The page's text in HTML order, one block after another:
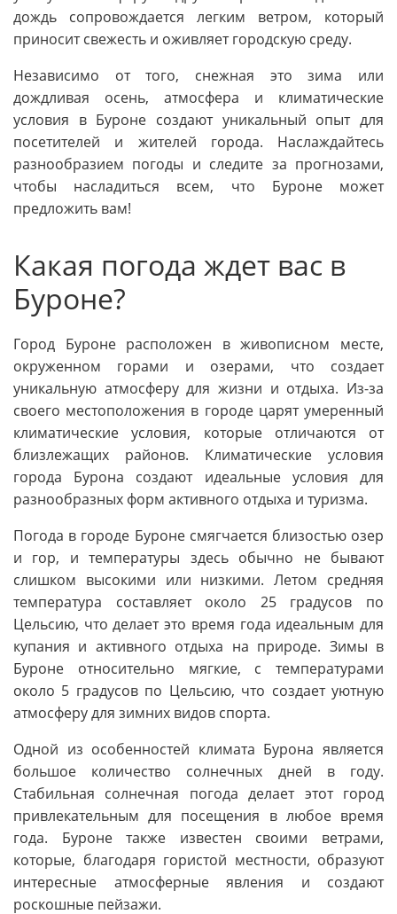
дождь сопровождается легким ветром, который
приносит свежесть и оживляет городскую среду.
Независимо от того, снежная это зима или
дождливая осень, атмосфера и климатические
условия в Буроне создают уникальный опыт для
посетителей и жителей города. Наслаждайтесь
разнообразием погоды и следите за прогнозами,
чтобы насладиться всем, что Буроне может
предложить вам!
Какая погода ждет вас в
Буроне?
Город Буроне расположен в живописном месте,
окруженном горами и озерами, что создает
уникальную атмосферу для жизни и отдыха. Из-за
своего местоположения в городе царят умеренный
климатические условия, которые отличаются от
близлежащих районов. Климатические условия
города Бурона создают идеальные условия для
разнообразных форм активного отдыха и туризма.
Погода в городе Буроне смягчается близостью озер
и гор, и температуры здесь обычно не бывают
слишком высокими или низкими. Летом средняя
температура составляет около 25 градусов по
Цельсию, что делает это время года идеальным для
купания и активного отдыха на природе. Зимы в
Буроне относительно мягкие, с температурами
около 5 градусов по Цельсию, что создает уютную
атмосферу для зимних видов спорта.
Одной из особенностей климата Бурона является
большое количество солнечных дней в году.
Стабильная солнечная погода делает этот город
привлекательным для посещения в любое время
года. Буроне также известен своими ветрами,
которые, благодаря гористой местности, образуют
интересные атмосферные явления и создают
роскошные пейзажи.